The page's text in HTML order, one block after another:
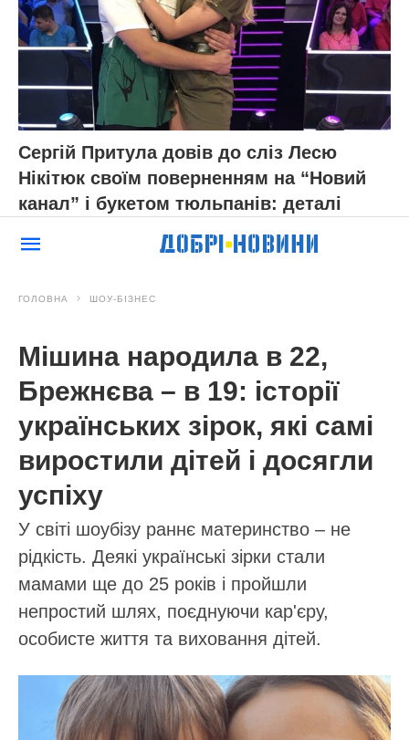
Сергій Притула довів до сліз Лесю
Нікітюк своїм поверненням на “Новий
канал” і букетом тюльпанів: деталі